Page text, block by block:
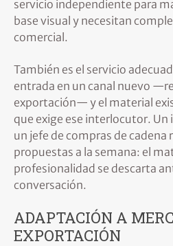
servicio independiente para
base visual y necesitan
comercial.
También es el servicio
entrada en un canal nuevo
exportación— y el material
que exige ese interlocutor.
un jefe de compras de cadena
propuestas a la semana: el
profesionalidad se descarta
conversación.
ADAPTACIÓN A
EXPORTACIÓN